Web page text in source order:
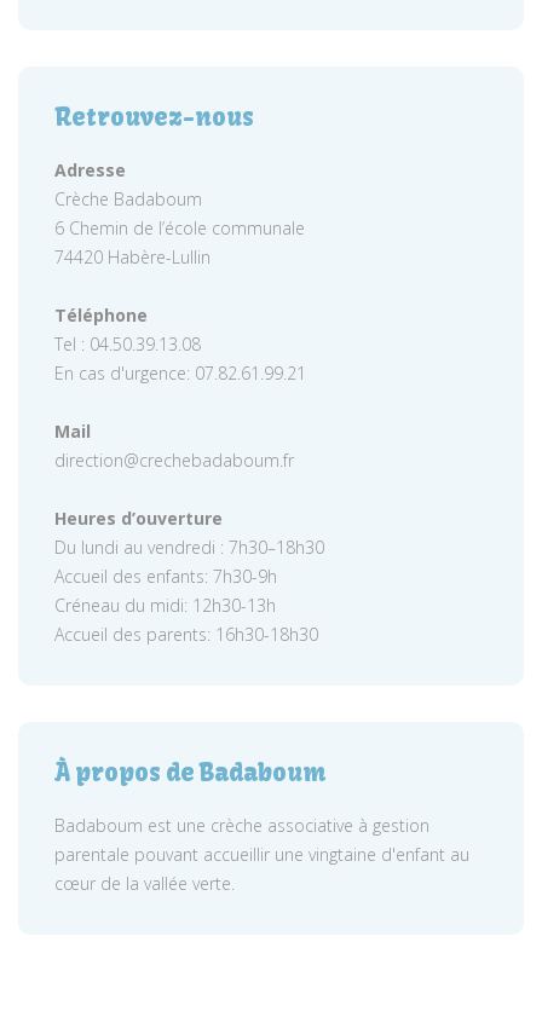
Retrouvez-nous
Adresse
Crèche Badaboum
6 Chemin de l’école communale
74420 Habère-Lullin
Téléphone
Tel : 04.50.39.13.08
En cas d'urgence: 07.82.61.99.21
Mail
direction@crechebadaboum.fr
Heures d’ouverture
Du lundi au vendredi : 7h30–18h30
Accueil des enfants: 7h30-9h
Créneau du midi: 12h30-13h
Accueil des parents: 16h30-18h30
À propos de Badaboum
Badaboum est une crèche associative à gestion
parentale pouvant accueillir une vingtaine d'enfant au
cœur de la vallée verte.